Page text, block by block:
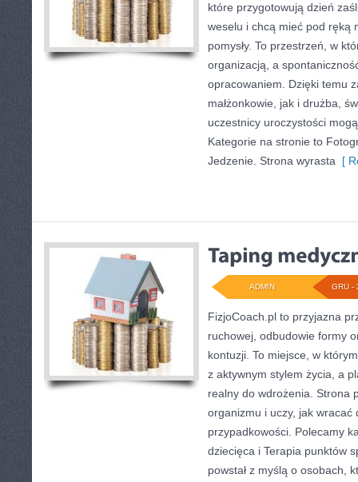
które przygotowują dzień
weselu i chcą mieć pod ręką
pomysły. To przestrzeń, w
organizacją, a
opracowaniem. Dzięki temu
małżonkowie, jak i drużba,
uczestnicy uroczystości
Kategorie na stronie to
Jedzenie. Strona wyrasta [
GRU -
ADMIN
FizjoCoach.pl to przyjazna
ruchowej, odbudowie formy
kontuzji. To miejsce, w
z aktywnym stylem życia, a
realny do wdrożenia. Strona
organizmu i uczy, jak wracać
przypadkowości. Polecamy
dziecięca i Terapia punktów
powstał z myślą o osobach,